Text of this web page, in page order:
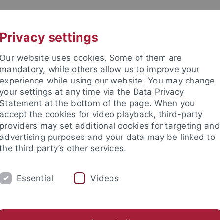
Ethik in den
Technikphilosophie & KI Biophilosophie & Nachhaltige
Internationales Zentrum für Ethik in den
Privacy settings
Our website uses cookies. Some of them are
mandatory, while others allow us to improve your
experience while using our website. You may change
your settings at any time via the Data Privacy
Statement at the bottom of the page. When you
accept the cookies for video playback, third-party
providers may set additional cookies for targeting and
advertising purposes and your data may be linked to
the third party’s other services.
Essential Videos